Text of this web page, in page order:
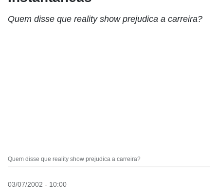
Quem disse que reality show prejudica a carreira?
Quem disse que reality show prejudica a carreira?
03/07/2002 - 10:00